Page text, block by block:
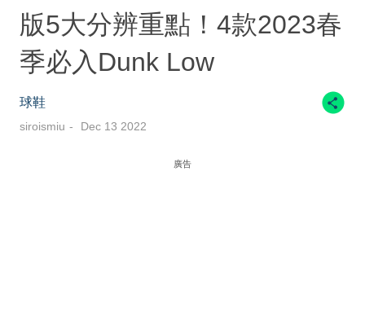
版5大分辨重點！4款2023春
季必入Dunk Low
球鞋
siroismiu Dec 13 2022
廣告